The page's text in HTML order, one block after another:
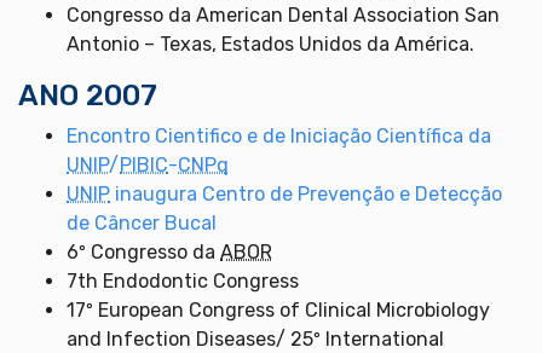
Congresso da American Dental Association San
Antonio – Texas, Estados Unidos da América.
ANO 2007
Encontro Cientifico e de Iniciação Científica da
UNIP/ PIBIC-CNPq
UNIP inaugura Centro de Prevenção e Detecção
de Câncer Bucal
6º Congresso da ABOR
7th Endodontic Congress
17º European Congress of Clinical Microbiology
and Infection Diseases/ 25º International